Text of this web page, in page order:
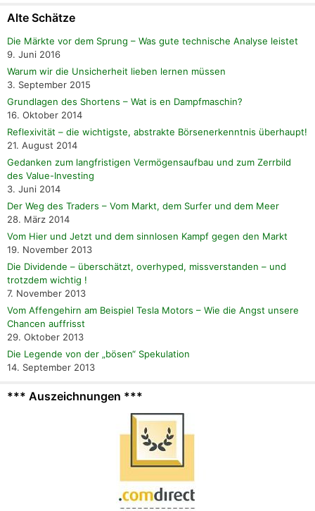
Alte Schätze
Die Märkte vor dem Sprung – Was gute technische Analyse leistet
9. Juni 2016
Warum wir die Unsicherheit lieben lernen müssen
3. September 2015
Grundlagen des Shortens – Wat is en Dampfmaschin?
16. Oktober 2014
Reflexivität – die wichtigste, abstrakte Börsenerkenntnis überhaupt!
21. August 2014
Gedanken zum langfristigen Vermögensaufbau und zum Zerrbild
des Value-Investing
3. Juni 2014
Der Weg des Traders – Vom Markt, dem Surfer und dem Meer
28. März 2014
Vom Hier und Jetzt und dem sinnlosen Kampf gegen den Markt
19. November 2013
Die Dividende – überschätzt, overhyped, missverstanden – und
trotzdem wichtig !
7. November 2013
Vom Affengehirn am Beispiel Tesla Motors – Wie die Angst unsere
Chancen auffrisst
29. Oktober 2013
Die Legende von der „bösen“ Spekulation
14. September 2013
*** Auszeichnungen ***